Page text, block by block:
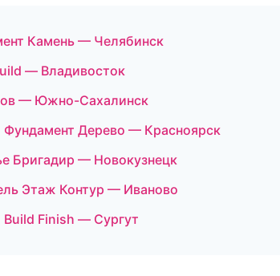
Камень — Челябинск
— Владивосток
— Южно-Сахалинск
Дерево — Красноярск
Бригадир — Новокузнецк
Этаж Контур — Иваново
Finish — Сургут